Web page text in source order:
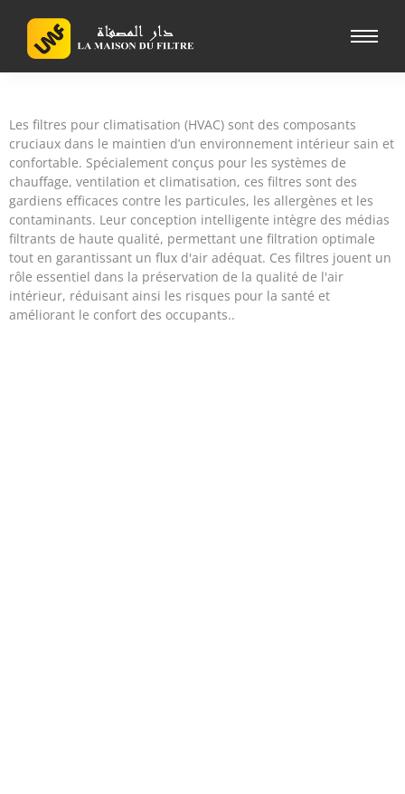
contenu
Les filtres pour climatisation (HVAC) sont des composants
cruciaux dans le maintien d’un environnement intérieur sain et
confortable. Spécialement conçus pour les systèmes de
chauffage, ventilation et climatisation, ces filtres sont des
gardiens efficaces contre les particules, les allergènes et les
contaminants. Leur conception intelligente intègre des médias
filtrants de haute qualité, permettant une filtration optimale
tout en garantissant un flux d'air adéquat. Ces filtres jouent un
rôle essentiel dans la préservation de la qualité de l'air
intérieur, réduisant ainsi les risques pour la santé et
améliorant le confort des occupants..